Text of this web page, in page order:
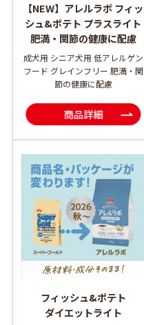
【NEW】アレルラボ フィッ
シュ&ポテト プラスライト
肥満・関節の健康に配慮
成犬用 シニア犬用 低アレルゲン
フード グレインフリー 肥満・関
節の健康に配慮
商品詳細
フィッシュ&ポテト
ダイエットライト